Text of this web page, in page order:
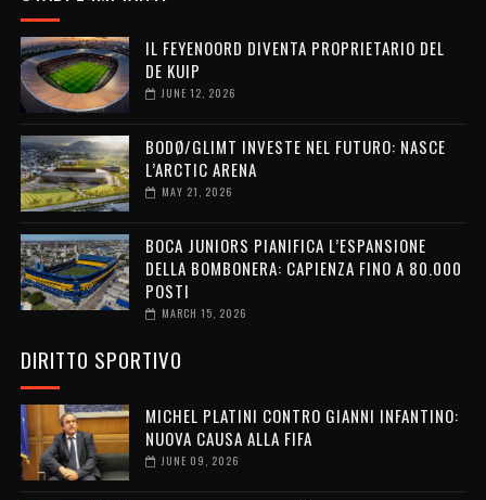
IL FEYENOORD DIVENTA PROPRIETARIO DEL
DE KUIP
JUNE 12, 2026
BODØ/GLIMT INVESTE NEL FUTURO: NASCE
L’ARCTIC ARENA
MAY 21, 2026
BOCA JUNIORS PIANIFICA L’ESPANSIONE
DELLA BOMBONERA: CAPIENZA FINO A 80.000
POSTI
MARCH 15, 2026
DIRITTO SPORTIVO
MICHEL PLATINI CONTRO GIANNI INFANTINO:
NUOVA CAUSA ALLA FIFA
JUNE 09, 2026